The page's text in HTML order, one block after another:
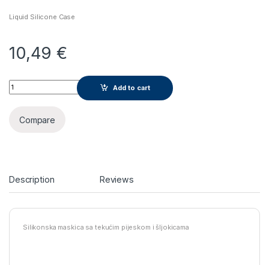
Liquid Silicone Case
10,49€
Maska za Huawei psmart z quantityAdd to cart
Compare
Description Reviews
Silikonska maskica sa tekućim pijeskom i šljokicama